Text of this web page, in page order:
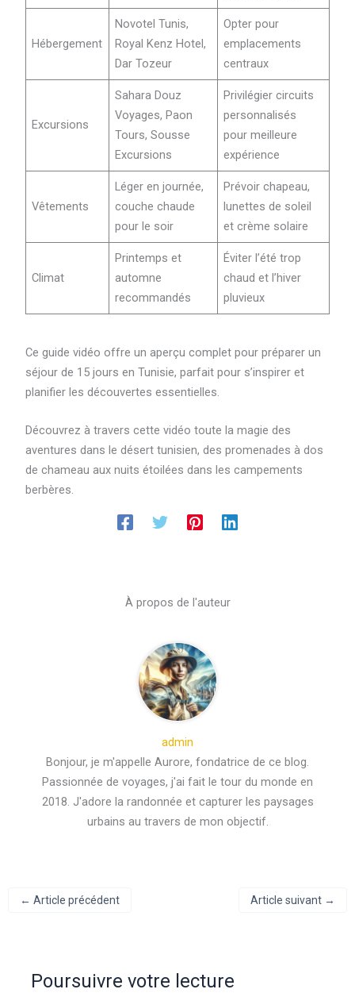
Hébergement
Novotel Tunis,
Royal Kenz Hotel,
Dar Tozeur
Opter pour
emplacements
centraux
Excursions
Sahara Douz
Voyages, Paon
Tours, Sousse
Excursions
Privilégier circuits
personnalisés
pour meilleure
expérience
Vêtements
Léger en journée,
couche chaude
pour le soir
Prévoir chapeau,
lunettes de soleil
et crème solaire
Climat
Printemps et
automne
recommandés
Éviter l’été trop
chaud et l’hiver
pluvieux
Ce guide vidéo offre un aperçu complet pour préparer un
séjour de 15 jours en Tunisie, parfait pour s’inspirer et
planifier les découvertes essentielles.
Découvrez à travers cette vidéo toute la magie des
aventures dans le désert tunisien, des promenades à dos
de chameau aux nuits étoilées dans les campements
berbères.
À propos de l'auteur
admin
Bonjour, je m'appelle Aurore, fondatrice de ce blog.
Passionnée de voyages, j'ai fait le tour du monde en
2018. J'adore la randonnée et capturer les paysages
urbains au travers de mon objectif.
← Article précédent Article suivant →
Poursuivre votre lecture